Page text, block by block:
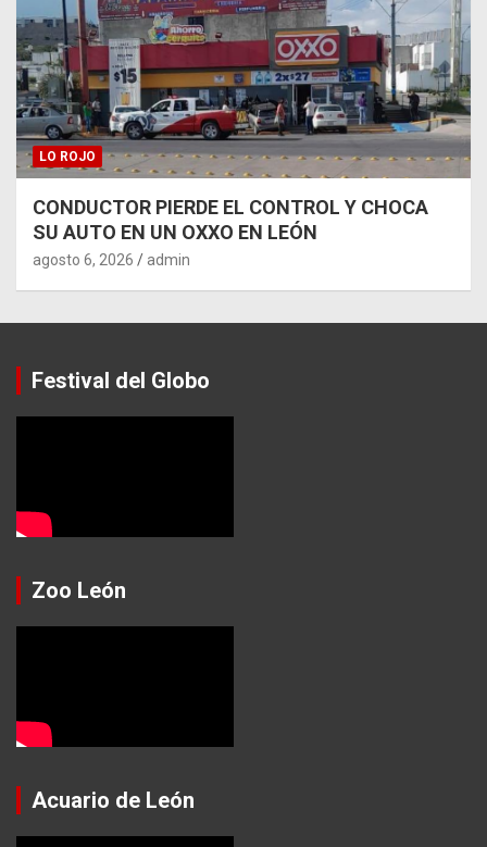
LO ROJO
CONDUCTOR PIERDE EL CONTROL Y CHOCA
SU AUTO EN UN OXXO EN LEÓN
agosto 6, 2026 admin
Festival del Globo
Zoo León
Acuario de León